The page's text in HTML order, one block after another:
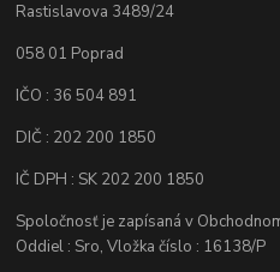
Rastislavova 3489/24
058 01 Poprad
IČO : 36 504 891
DIČ : 202 200 1850
IČ DPH : SK 202 200 1850
Spoločnosť je zapísaná v
Oddiel : Sro, Vložka číslo : 16138/P